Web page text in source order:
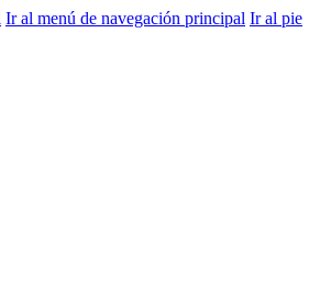
Ir al menú de navegación principal Ir al pie